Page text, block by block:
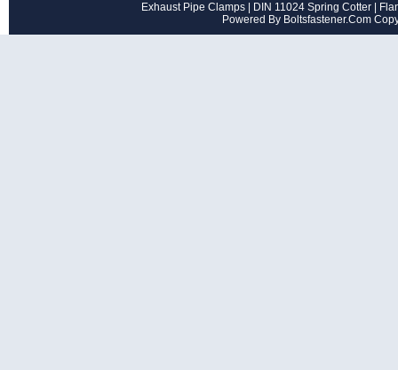
Exhaust Pipe Clamps DIN 11024 Spring Cotter
Powered By Boltsfastener.Com